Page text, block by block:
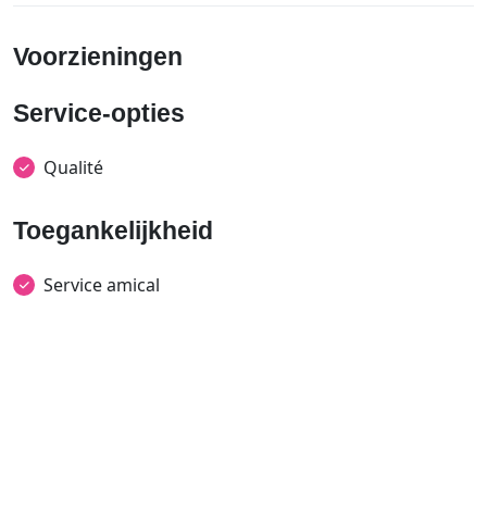
Voorzieningen
Service-opties
Qualité
Toegankelijkheid
Service amical